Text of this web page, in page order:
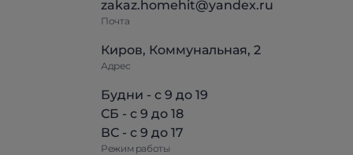
zakaz.homehit@yandex.ru
Почта
Киров, Коммунальная, 2
Адрес
Будни - с 9 до 19
СБ - с 9 до 18
ВС - с 9 до 17
Режим работы